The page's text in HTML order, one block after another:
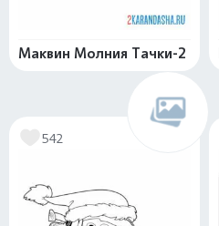
Маквин Молния Тачки-2
542